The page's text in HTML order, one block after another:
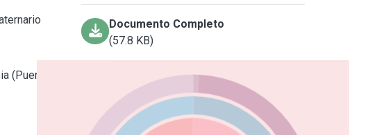
(Puerto
Documento Completo
(57.8 KB)